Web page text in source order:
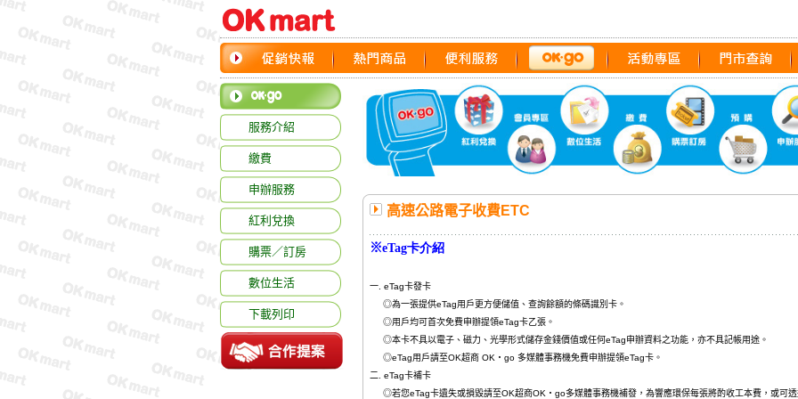
服務介紹
繳費
申辦服務
紅利兌換
購票／訂房
數位生活
下載列印
高速公路電子收費ETC
※eTag卡介紹
一. eTag卡發卡
◎為一張提供eTag用戶更方便儲值、查詢餘額的條碼識別卡。
◎用戶均可首次免費申辦提領eTag卡乙張。
◎本卡不具以電子、磁力、光學形式儲存金錢價值或任何eTag申辦資料之功能，亦不具記帳用途。
◎eTag用戶請至OK超商 OK‧go 多媒體事務機免費申辦提領eTag卡。
二. eTag卡補卡
◎若您eTag卡遺失或損毀請至OK超商OK‧go多媒體事務機補發，為響應環保每張將酌收工本費，或可